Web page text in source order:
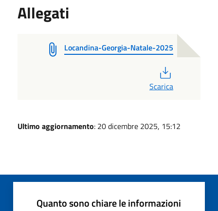
Allegati
Locandina-Georgia-Natale-2025
Scarica
Ultimo aggiornamento: 20 dicembre 2025, 15:12
Quanto sono chiare le informazioni